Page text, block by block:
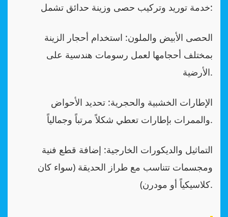
خدمة توريد وتركيب حصى وزينة حدائق تشمل:
الحصى الأبيض والملون: استخدام أحجار الزينة
بمختلف أحجامها لعمل رسومات هندسية على
الأرضية.
الإطارات الخشبية والحجرية: تحديد الأحواض
والممرات بإطارات تعطي شكلاً مرتباً وجمالياً.
التماثيل والديكورات الخارجية: إضافة قطع فنية
ومجسمات تتناسب مع طراز الحديقة (سواء كان
كلاسيكياً أو مودرن).